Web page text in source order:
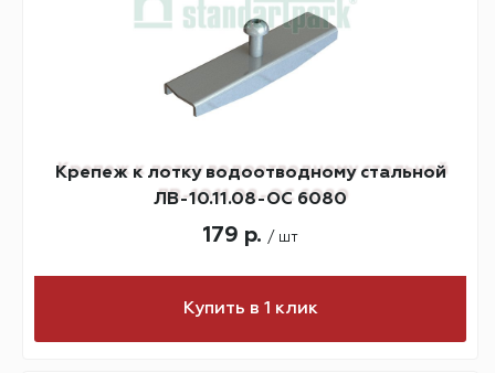
Крепеж к лотку водоотводному стальной
ЛВ-10.11.08-ОС 6080
179 р. / шт
Купить в 1 клик